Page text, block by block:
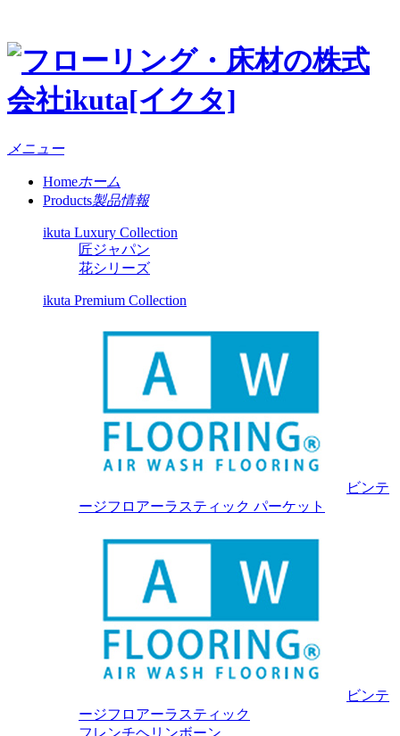
メニュー
Homeホーム
Products製品情報
ikuta Luxury Collection
匠ジャパン
花シリーズ
ikuta Premium Collection
ビンテ
ージフロアーラスティック パーケット
ビンテ
ージフロアーラスティック
フレンチヘリンボーン